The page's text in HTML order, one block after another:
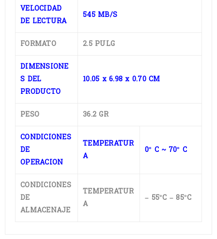
VELOCIDAD
DE LECTURA
545 MB/S
FORMATO
2.5 PULG
DIMENSIONE
S DEL
PRODUCTO
10.05 x 6.98 x 0.70 CM
PESO
36.2 GR
CONDICIONES
DE
OPERACION
TEMPERATUR
A
0° C ~ 70° C
CONDICIONES
DE
ALMACENAJE
TEMPERATUR
A
– 55°C – 85°C